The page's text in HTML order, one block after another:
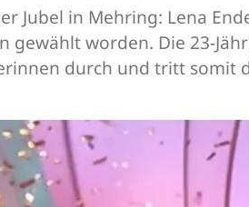
Jubel in Mehring: Lena
gewählt worden. Die 23-
durch und tritt somit